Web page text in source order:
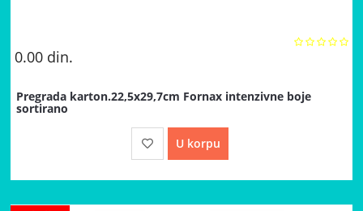
0.00 din.
Pregrada karton.22,5x29,7cm Fornax intenzivne boje
sortirano
U korpu